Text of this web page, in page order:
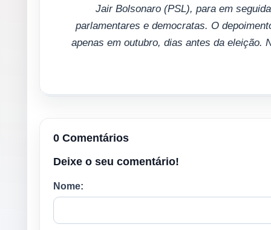
Jair Bolsonaro (PSL), para em
parlamentares e democratas. O
apenas em outubro, dias antes da eleição.
0 Comentários
Deixe o seu comentário!
Nome: